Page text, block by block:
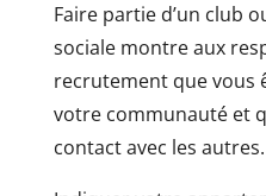
Faire partie d’un club
sociale montre aux
recrutement que vous
votre communauté et
contact avec les autres.